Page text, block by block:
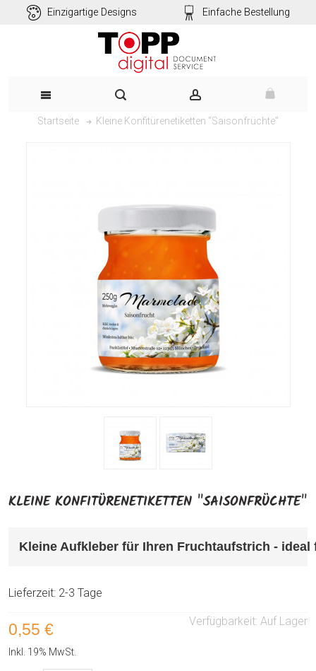
Einzigartige Designs Einfache Bestellung
Startseite Kleine Konfitürenetiketten "Saisonfrüchte"
KLEINE KONFITÜRENETIKETTEN "SAISONFRÜCHTE"
Kleine Aufkleber für Ihren Fruchtaufstrich - ideal
Lieferzeit: 2-3 Tage
Verfügbarkeit: Auf Lager
0,55 €
Inkl. 19% MwSt.